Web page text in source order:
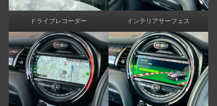
ドライブレコーダー インテリアサーフェス